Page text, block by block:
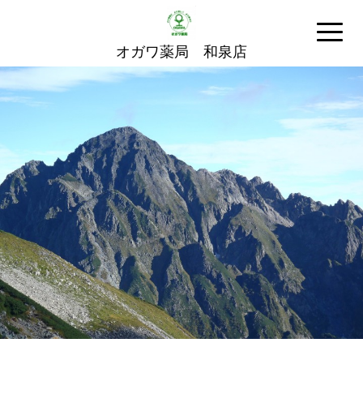
オガワ薬局 和泉店